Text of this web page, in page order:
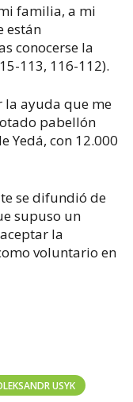
familia, a mi
están
conocerse la
113, 116-112).
la ayuda que me
pabellón
Yedá, con 12.000
se difundió de
supuso un
la
voluntario en
USYK